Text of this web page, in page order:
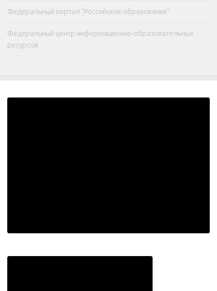
Федеральный портал "Российское образование"
Федеральный центр информационно-образовательных
ресурсов